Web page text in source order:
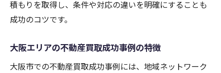
積もりを取得し、条件や対応の違いを明確にすることも
成功のコツです。
大阪エリアの不動産買取成功事例の特徴
大阪市での不動産買取成功事例には、地域ネットワーク